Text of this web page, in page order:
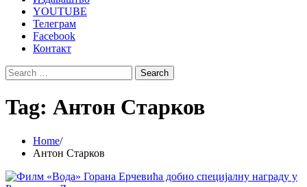
YOUTUBE
Телеграм
Facebook
Контакт
Search
for:
Tag: Антон Старков
Home
Антон Старков